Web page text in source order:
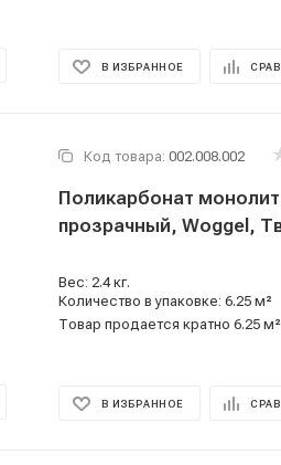
В ИЗБРАННОЕ
Код товара: 002.008.002
Поликарбонат
прозрачный, Woggel,
Вес: 2.4 кг.
Количество в упаковке: 6.25 м²
Товар продается кратно 6.25
В ИЗБРАННОЕ